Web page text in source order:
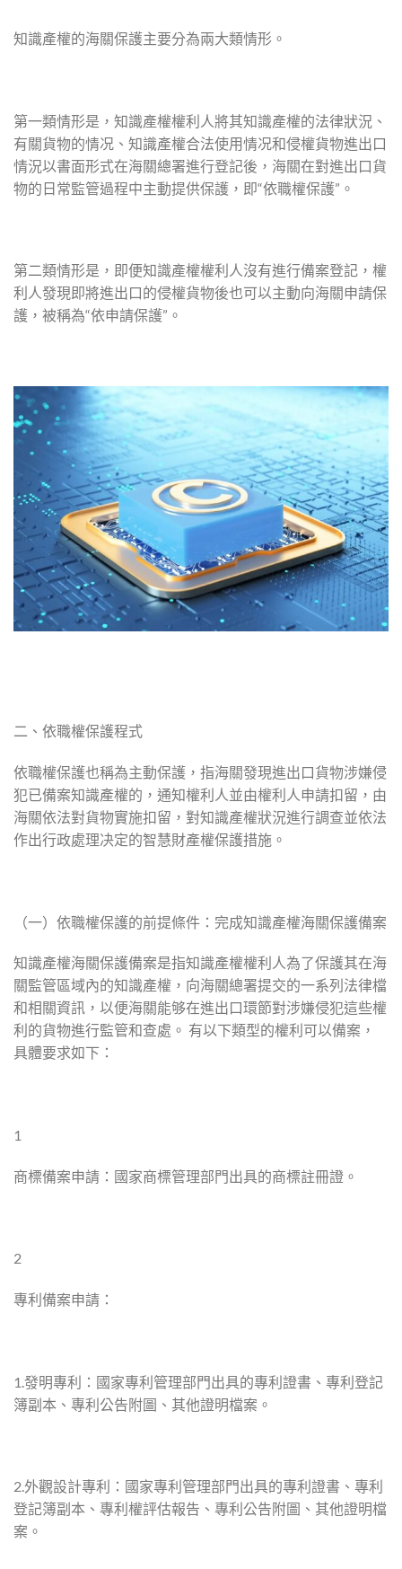
知識產權的海關保護主要分為兩大類情形。
第一類情形是，知識產權權利人將其知識產權的法律狀況、
有關貨物的情况、知識產權合法使用情况和侵權貨物進出口
情況以書面形式在海關總署進行登記後，海關在對進出口貨
物的日常監管過程中主動提供保護，即“依職權保護”。
第二類情形是，即便知識產權權利人沒有進行備案登記，權
利人發現即將進出口的侵權貨物後也可以主動向海關申請保
護，被稱為“依申請保護”。
二、依職權保護程式
依職權保護也稱為主動保護，指海關發現進出口貨物涉嫌侵
犯已備案知識產權的，通知權利人並由權利人申請扣留，由
海關依法對貨物實施扣留，對知識產權狀況進行調查並依法
作出行政處理决定的智慧財產權保護措施。
（一）依職權保護的前提條件：完成知識產權海關保護備案
知識產權海關保護備案是指知識產權權利人為了保護其在海
關監管區域內的知識產權，向海關總署提交的一系列法律檔
和相關資訊，以便海關能够在進出口環節對涉嫌侵犯這些權
利的貨物進行監管和查處。 有以下類型的權利可以備案，
具體要求如下：
1
商標備案申請：國家商標管理部門出具的商標註冊證。
2
專利備案申請：
1.發明專利：國家專利管理部門出具的專利證書、專利登記
簿副本、專利公告附圖、其他證明檔案。
2.外觀設計專利：國家專利管理部門出具的專利證書、專利
登記簿副本、專利權評估報告、專利公告附圖、其他證明檔
案。